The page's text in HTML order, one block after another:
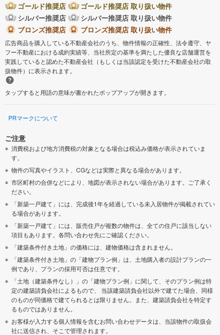
ゴールド推奨店
ゴールド推奨店 取り扱い物件
シルバー推奨店
シルバー推奨店 取り扱い物件
ブロンズ推奨店
ブロンズ推奨店 取り扱い物件
広告商品を購入している不動産会社のうち、物件情報の正確性、法令遵守、ヤ
フー不動産における成約実績等、当社所定の基準を満たした優良な店舗運営を
実践していると認めた不動産会社（もしくは当該認定を受けた不動産会社の取
扱物件）に表示されます。
タップすると用語の意味が書かれたポップアップが開きます。
PRマークについて
ご注意
消費税および地方消費税の対象となる場合は税込み価格が表示されていま
す。
物件の写真やイラスト、CGなどは実際と異なる場合があります。
市区町村の合併などにより、地図が表示されない場合があります。ご了承く
ださい。
「新築一戸建て」には、完成後1年を経過している未入居物件が掲載されてい
る場合があります。
「新築一戸建て」には、販売住戸が複数の物件は、全ての住戸に該当しない
項目もあります。各問い合わせ先にご確認ください。
「建築条件付き土地」の価格には、建物価格は含まれません。
「建築条件付き土地」の「建物プラン例」は、土地購入者の設計プランの一
例であり、プランの採用可否は任意です。
「土地（建築条件なし）」の「建物プラン例」に関して、そのプラン例は特
定の建築請負会社によるもので、 当該建築請負会社以外で建てた場合、同様
のものが同価格で建てられるとは限りません。また、建築請負会社を特定す
るものではありません。
お客様が入力する個人情報を含むお問い合わせデータは、当該物件の取扱会
社に送信され、そこで管理されます。